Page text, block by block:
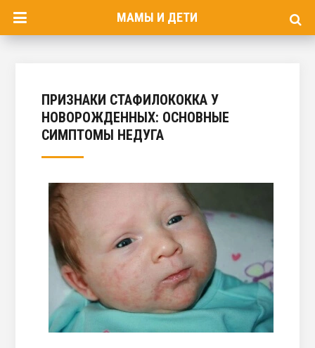
МАМЫ И ДЕТИ
ПРИЗНАКИ СТАФИЛОКОККА У
НОВОРОЖДЕННЫХ: ОСНОВНЫЕ
СИМПТОМЫ НЕДУГА